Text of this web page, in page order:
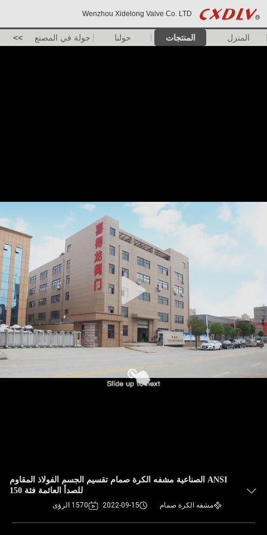
Wenzhou Xidelong Valve Co. LTD
المنزل المنتجات حولنا جولة في المصنع >>
ANSI الصناعية مشفه الكرة صمام تقسيم الجسم الفولاذ المقاوم
للصدأ العائمة فئة 150
مشفه الكرة صمام 2022-09-15 1570 الرؤى